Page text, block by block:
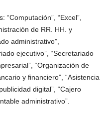
“Excel”,
de RR. HH. y
administrativo”,
ejecutivo”, “Secretariado
“Organización de
y financiero”, “Asistencia
digital”, “Cajero
administrativo”.